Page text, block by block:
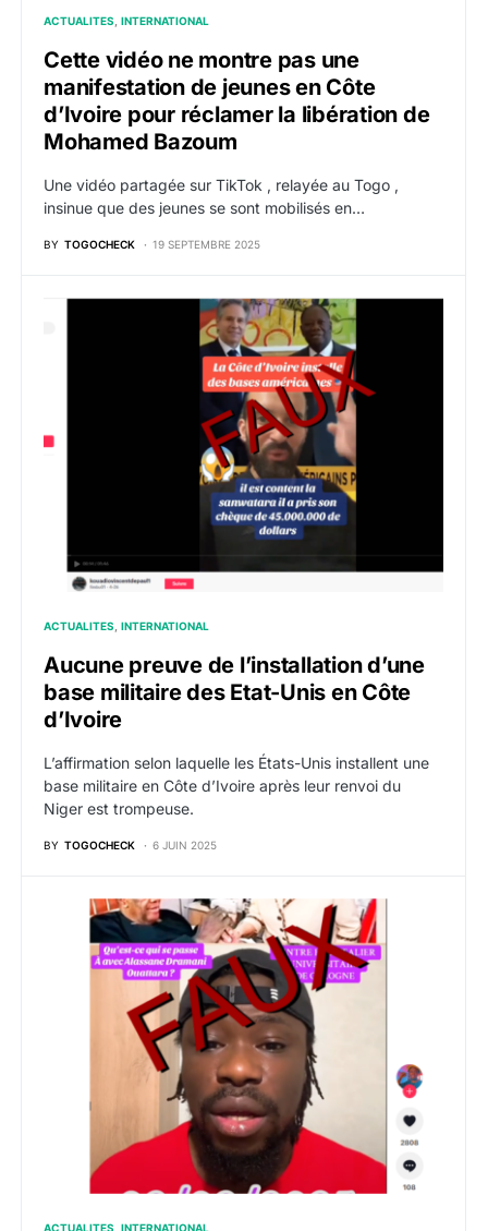
ACTUALITES INTERNATIONAL
Cette vidéo ne montre pas une
manifestation de jeunes en Côte
d’Ivoire pour réclamer la libération de
Mohamed Bazoum
Une vidéo partagée sur TikTok , relayée au Togo ,
insinue que des jeunes se sont mobilisés en…
BY TOGOCHECK 19 SEPTEMBRE 2025
ACTUALITES INTERNATIONAL
Aucune preuve de l’installation d’une
base militaire des Etat-Unis en Côte
d’Ivoire
L’affirmation selon laquelle les États-Unis installent une
base militaire en Côte d’Ivoire après leur renvoi du
Niger est trompeuse.
BY TOGOCHECK 6 JUIN 2025
ACTUALITES INTERNATIONAL